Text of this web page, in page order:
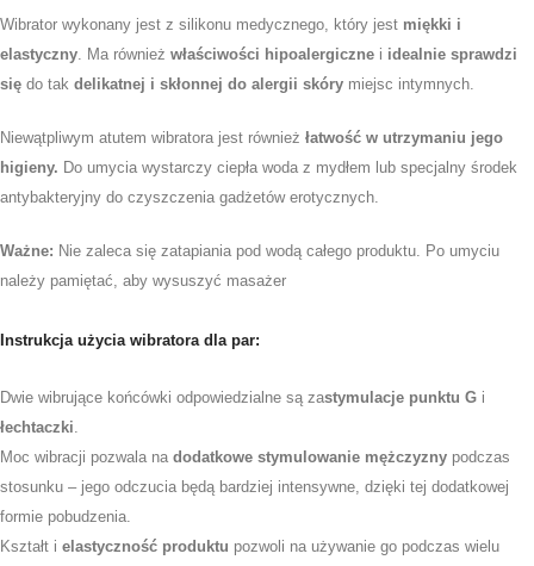
Wibrator wykonany jest z silikonu medycznego, który jest miękki i
elastyczny. Ma również właściwości hipoalergiczne i idealnie sprawdzi
się do tak delikatnej i skłonnej do alergii skóry miejsc intymnych.
Niewątpliwym atutem wibratora jest również łatwość w utrzymaniu jego
higieny. Do umycia wystarczy ciepła woda z mydłem lub specjalny środek
antybakteryjny do czyszczenia gadżetów erotycznych.
Ważne: Nie zaleca się zatapiania pod wodą całego produktu. Po umyciu
należy pamiętać, aby wysuszyć masażer
Instrukcja użycia wibratora dla par:
Dwie wibrujące końcówki odpowiedzialne są zastymulacje punktu G i
łechtaczki.
Moc wibracji pozwala na dodatkowe stymulowanie mężczyzny podczas
stosunku – jego odczucia będą bardziej intensywne, dzięki tej dodatkowej
formie pobudzenia.
Kształt i elastyczność produktu pozwoli na używanie go podczas wielu